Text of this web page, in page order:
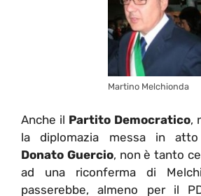
Martino Melchionda
Anche il Partito Democratico,
la diplomazia messa in
Donato Guercio, non è tanto
ad una riconferma di
passerebbe, almeno per il